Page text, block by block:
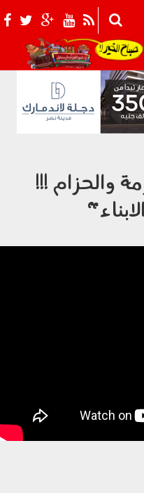
021_2.png
والحزام !!!